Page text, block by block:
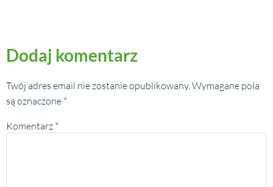
Dodaj komentarz
Twój adres email nie zostanie opublikowany. Wymagane pola
są oznaczone *
Komentarz *